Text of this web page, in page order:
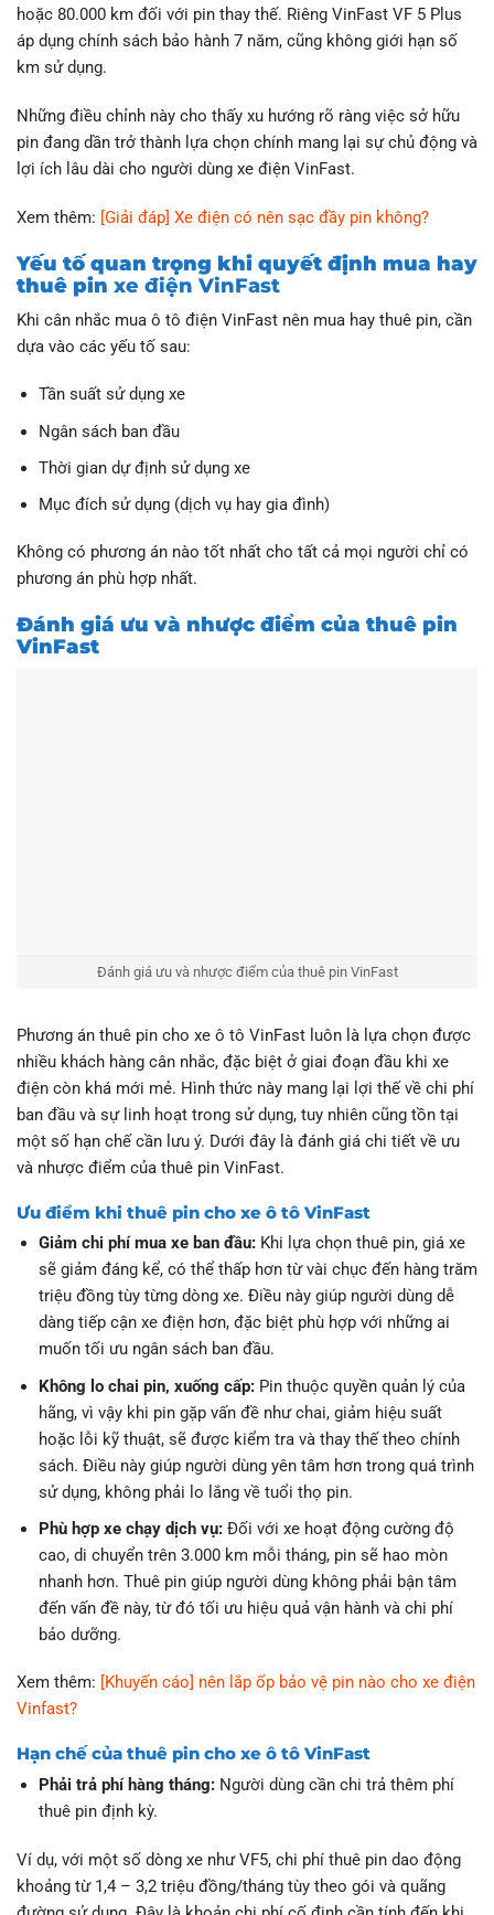
hoặc 80.000 km đối với pin thay thế. Riêng VinFast VF 5 Plus
áp dụng chính sách bảo hành 7 năm, cũng không giới hạn số
km sử dụng.
Những điều chỉnh này cho thấy xu hướng rõ ràng việc sở hữu
pin đang dần trở thành lựa chọn chính mang lại sự chủ động và
lợi ích lâu dài cho người dùng xe điện VinFast.
Xem thêm: [Giải đáp] Xe điện có nên sạc đầy pin không?
Yếu tố quan trọng khi quyết định mua hay
thuê pin xe điện VinFast
Khi cân nhắc mua ô tô điện VinFast nên mua hay thuê pin, cần
dựa vào các yếu tố sau:
Tần suất sử dụng xe
Ngân sách ban đầu
Thời gian dự định sử dụng xe
Mục đích sử dụng (dịch vụ hay gia đình)
Không có phương án nào tốt nhất cho tất cả mọi người chỉ có
phương án phù hợp nhất.
Đánh giá ưu và nhược điểm của thuê pin
VinFast
Đánh giá ưu và nhược điểm của thuê pin VinFast
Phương án thuê pin cho xe ô tô VinFast luôn là lựa chọn được
nhiều khách hàng cân nhắc, đặc biệt ở giai đoạn đầu khi xe
điện còn khá mới mẻ. Hình thức này mang lại lợi thế về chi phí
ban đầu và sự linh hoạt trong sử dụng, tuy nhiên cũng tồn tại
một số hạn chế cần lưu ý. Dưới đây là đánh giá chi tiết về ưu
và nhược điểm của thuê pin VinFast.
Ưu điểm khi thuê pin cho xe ô tô VinFast
Giảm chi phí mua xe ban đầu:Khi lựa chọn thuê pin, giá xe
sẽ giảm đáng kể, có thể thấp hơn từ vài chục đến hàng trăm
triệu đồng tùy từng dòng xe. Điều này giúp người dùng dễ
dàng tiếp cận xe điện hơn, đặc biệt phù hợp với những ai
muốn tối ưu ngân sách ban đầu.
Không lo chai pin, xuống cấp:Pin thuộc quyền quản lý của
hãng, vì vậy khi pin gặp vấn đề như chai, giảm hiệu suất
hoặc lỗi kỹ thuật, sẽ được kiểm tra và thay thế theo chính
sách. Điều này giúp người dùng yên tâm hơn trong quá trình
sử dụng, không phải lo lắng về tuổi thọ pin.
Phù hợp xe chạy dịch vụ:Đối với xe hoạt động cường độ
cao, di chuyển trên 3.000 km mỗi tháng, pin sẽ hao mòn
nhanh hơn. Thuê pin giúp người dùng không phải bận tâm
đến vấn đề này, từ đó tối ưu hiệu quả vận hành và chi phí
bảo dưỡng.
Xem thêm:
[Khuyến cáo] nên lắp ốp bảo vệ pin nào cho xe điện
Vinfast?
Hạn chế của thuê pin cho xe ô tô VinFast
Phải trả phí hàng tháng:Người dùng cần chi trả thêm phí
thuê pin định kỳ.
Ví dụ, với một số dòng xe như VF5, chi phí thuê pin dao động
khoảng từ 1,4 – 3,2 triệu đồng/tháng tùy theo gói và quãng